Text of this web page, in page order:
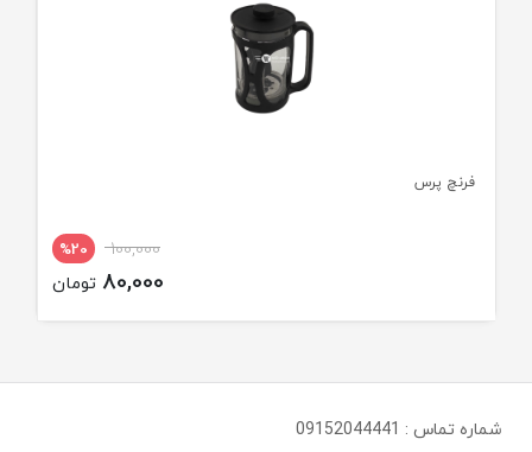
فرنچ پرس
100,000
%20
80,000 تومان
شماره تماس : 09152044441